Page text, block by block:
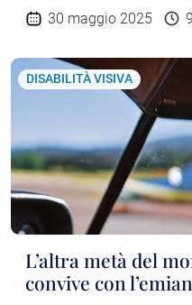
30 maggio 2025
DISABILITÀ VISIVA
L’altra metà del
convive con